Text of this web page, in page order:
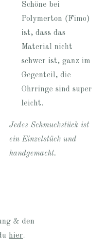
Schöne bei
Polymerton (Fimo)
ist, dass das
Material nicht
schwer ist, ganz im
Gegenteil, die
Ohrringe sind super
leicht.
Jedes Schmuckstück ist
ein Einzelstück und
handgemacht.
& den
hier.